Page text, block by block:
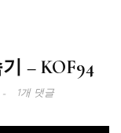
– KOF94
1개 댓글